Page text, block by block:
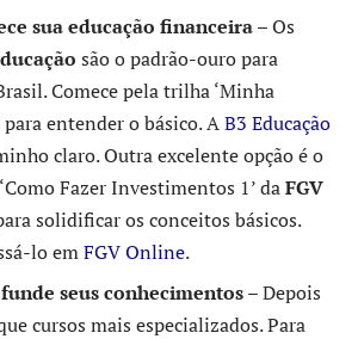
sua educação financeira– Os
são o padrão-ouro para
Comece pela trilha ‘Minha
para entender o básico. AB3 Educação
claro. Outra excelente opção é o
Fazer Investimentos 1’ daFGV
solidificar os conceitos básicos.
lo emFGV Online.
seus conhecimentos– Depois
cursos mais especializados. Para